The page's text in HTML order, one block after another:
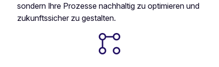
sondern Ihre Prozesse nachhaltig zu optimieren und
zukunftssicher zu gestalten.